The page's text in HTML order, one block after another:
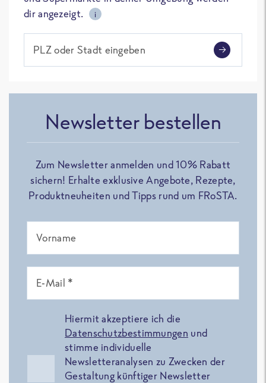
dir angezeigt.
i
PLZ oder Stadt eingeben
Newsletter bestellen
Zum Newsletter anmelden und 10% Rabatt
sichern! Erhalte exklusive Angebote, Rezepte,
Produktneuheiten und Tipps rund um FRoSTA.
Vorname
E-Mail *
Hiermit akzeptiere ich die
Datenschutzbestimmungen und
stimme individuelle
Newsletteranalysen zu Zwecken der
Gestaltung künftiger Newsletter